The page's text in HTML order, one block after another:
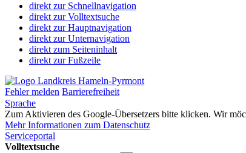
direkt zur Schnellnavigation
direkt zur Volltextsuche
direkt zur Hauptnavigation
direkt zur Unternavigation
direkt zum Seiteninhalt
direkt zur Fußzeile
Fehler melden Barrierefreiheit
Sprache
Zum Aktivieren des Google-Übersetzers bitte klicken. Wir
Mehr Informationen zum Datenschutz
Serviceportal
Volltextsuche